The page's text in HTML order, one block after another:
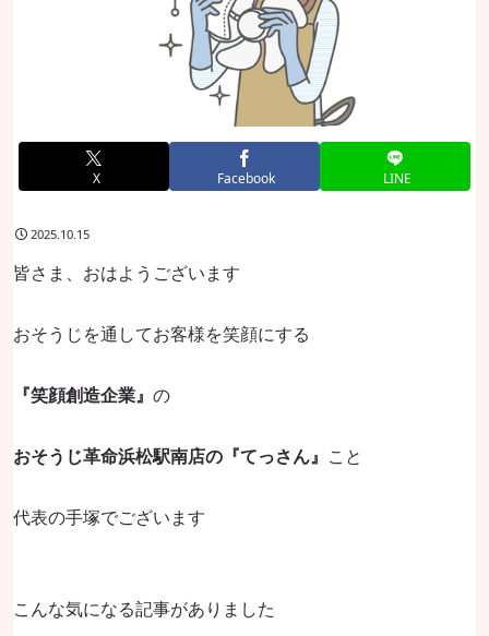
X Facebook LINE
2025.10.15
皆さま、おはようございます
おそうじを通してお客様を笑顔にする
『笑顔創造企業』 の
おそうじ革命浜松駅南店の『てっさん』 こと
代表の手塚でございます
こんな気になる記事がありました